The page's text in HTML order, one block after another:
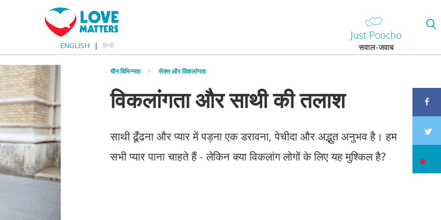
ENGLISH हिन्दी
Just Poocho
सवाल-जवाब
यौन विभिन्नता सेक्स और विकलांगता
विकलांगता और साथी की तलाश
साथी ढूँढना और प्यार में पड़ना एक डरावना, पेचीदा और अद्भुत अनुभव है। हम
सभी प्यार पाना चाहते हैं - लेकिन क्या विकलांग लोगों के लिए यह मुश्किल है?